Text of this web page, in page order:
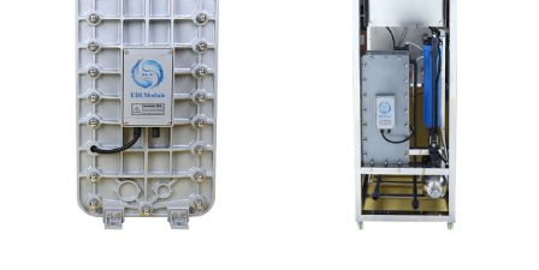
MK-TC100 EDI超纯水
处理设备
PureTec （浦睿）EDI模
块维修